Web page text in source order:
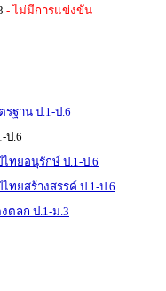
- ไม่มีการแข่งขัน
ฐาน ป.1-ป.6
ป.6
ทยอนุรักษ์ ป.1-ป.6
ทยสร้างสรรค์ ป.1-ป.6
ตลก ป.1-ม.3